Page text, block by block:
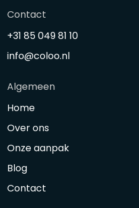
Contact
+31 85 049 81 10
info@coloo.nl
Algemeen
Home
Over ons
Onze aanpak
Blog
Contact